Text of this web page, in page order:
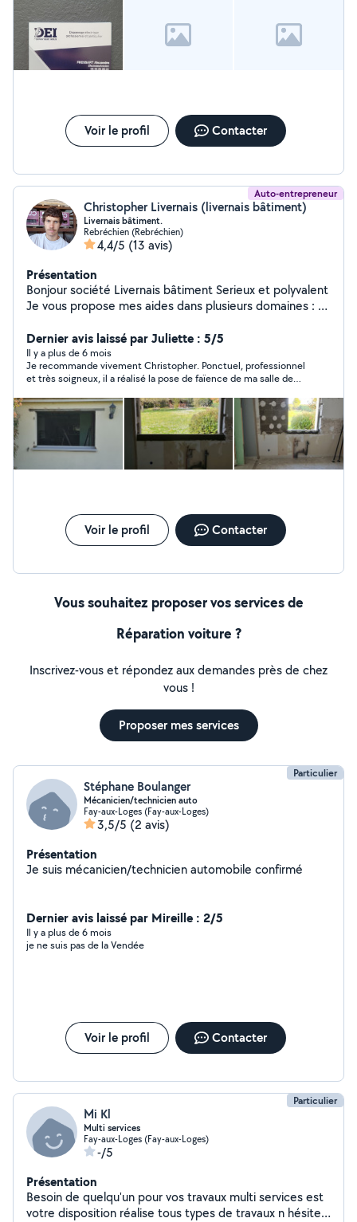
Voir le profil Contacter
Auto-entrepreneur
Christopher Livernais (livernais bâtiment)
Livernais bâtiment.
Rebréchien (Rebréchien)
4,4/5 (13 avis)
Présentation
Bonjour société Livernais bâtiment Serieux et polyvalent
Je vous propose mes aides dans plusieurs domaines : -
d arbre avec enlèvement du bois si besoin -carrelage -
Pavé - destruction nids de frelons,guêpes -maçonnerie -
taille de haie et pelouse,abattage d arbre Si je vous
répond pas sur allô voisin envoyer moi un message sur
mon numéro de téléphone merci cordialement
N'hésitez pas à me contacter pour plus d'informations.
O6.47.58.90.80
Dernier avis laissé par Juliette : 5/5
Il y a plus de 6 mois
Je recommande vivement Christopher. Ponctuel, professionnel
et très soigneux, il a réalisé la pose de faïence de ma salle de
les finitions sont propres et le chantier a été laissé
parfaitement rangé. Un vrai travail de pro, sérieux et agréable
du début à la fin !
Voir le profil Contacter
Vous souhaitez proposer vos services de
Réparation voiture ?
Inscrivez-vous et répondez aux demandes près de chez
vous !
Proposer mes services
Particulier
Stéphane Boulanger
Mécanicien/technicien auto
Fay-aux-Loges (Fay-aux-Loges)
3,5/5 (2 avis)
Présentation
Je suis mécanicien/technicien automobile confirmé
Dernier avis laissé par Mireille : 2/5
Il y a plus de 6 mois
je ne suis pas de la Vendée
Voir le profil Contacter
Particulier
Mi Kl
Multi services
Fay-aux-Loges (Fay-aux-Loges)
-/5
Présentation
Besoin de quelqu'un pour vos travaux multi services est
votre disposition réalise tous types de travaux n hésitez